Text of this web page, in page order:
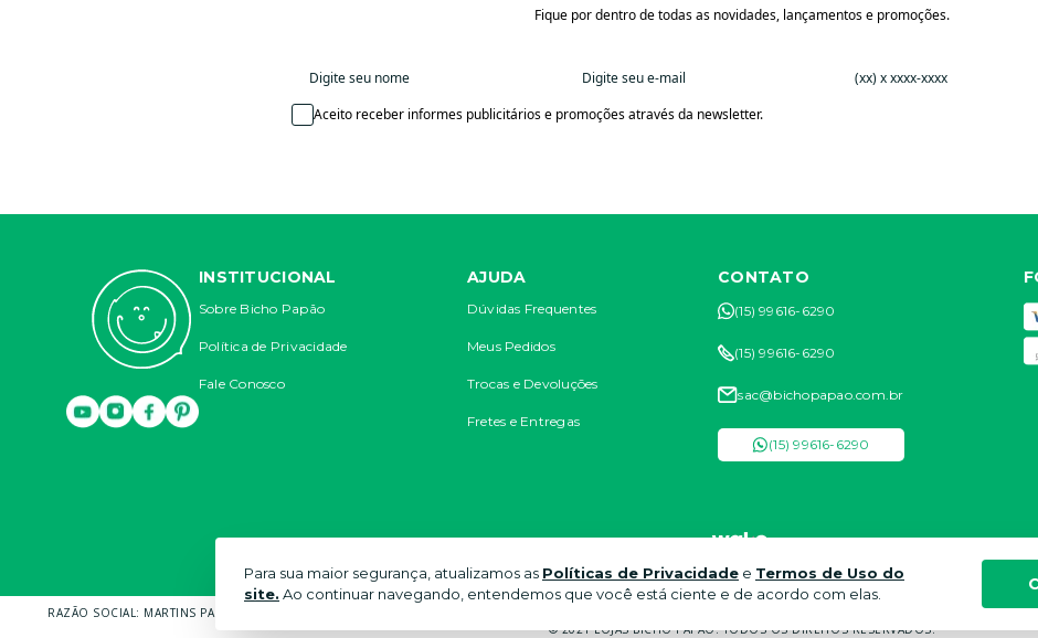
Para sua maior segurança, atualizamos as Políticas de Privacidade e Termos de Uso do
site. Ao continuar navegando, entendemos que você está ciente e de acordo com elas.
Fique por dentro de todas as novidades, lançamentos e promoções.
Aceito receber informes publicitários e promoções através da newsletter.
INSTITUCIONAL
Sobre Bicho Papão
Política de Privacidade
Fale Conosco
AJUDA
Dúvidas Frequentes
Meus Pedidos
Trocas e Devoluções
Fretes e Entregas
CONTATO
(15) 99616-6290
(15) 99616-6290
sac@bichopapao.com.br
(15) 99616-6290
RAZÃO SOCIAL: MARTINS PANTALEÃO COMÉRCIO DE MÓVEIS E ROUPAS INFANTIS EIRELI EPP CNPJ: 04.591.672/0001-70 ENDEREÇO: RUA ANTÔNIO CARLOS DE
© 2021 LOJAS BICHO PAPÃO. TODOS OS DIREITOS RESERVADOS.